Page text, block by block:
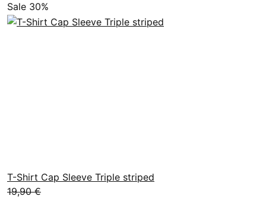
Sale 30%
T-Shirt Cap Sleeve Triple striped
19,90 €